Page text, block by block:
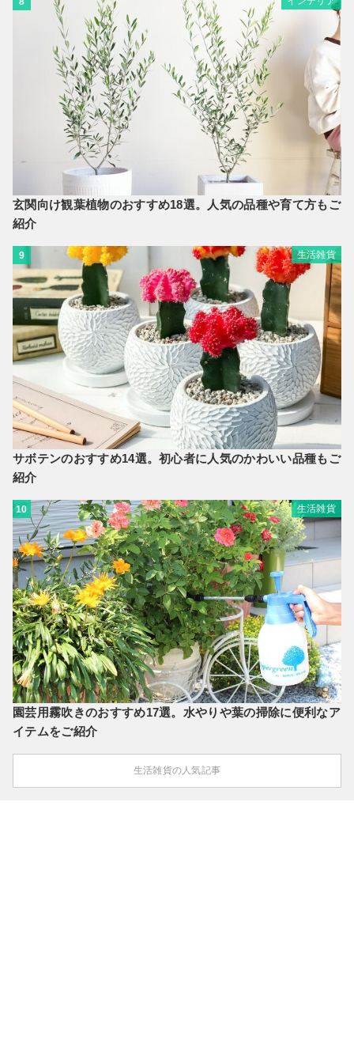
玄関向け観葉植物のおすすめ18選。人気の品種や育て方もご
紹介
9 生活雑貨
サボテンのおすすめ14選。初心者に人気のかわいい品種もご
紹介
10 生活雑貨
園芸用霧吹きのおすすめ17選。水やりや葉の掃除に便利なア
イテムをご紹介
生活雑貨の人気記事